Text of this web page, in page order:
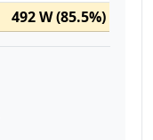
492 W (85.5%)